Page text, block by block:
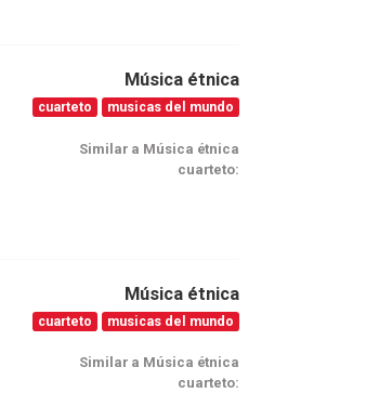
Música étnica
cuarteto musicas del mundo
Similar a Música étnica
cuarteto:
Música étnica
cuarteto musicas del mundo
Similar a Música étnica
cuarteto: